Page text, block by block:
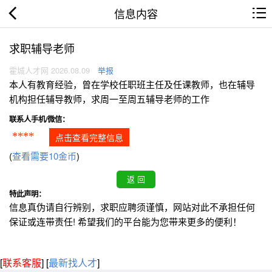
信息内容
求职辅导老师
霍城人才网 2026.08.09 举报
本人有教育经验，曾在学校任职班主任及任课教师，也在辅导
机构担任辅导教师，求周一至周五辅导老师的工作
联系人手机/微信：
**** 点击查看完整信息
(查看需要10金币)
特此声明：
信息真伪请自行辨别，求职应聘须谨慎，网站对此不承担任何
保证或连带责任! 希望我们的平台能为您带来更多的便利！
[联系客服] [最新找人才]